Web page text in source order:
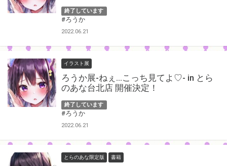
終了しています
#ろうか
2022.06.21
イラスト展
ろうか展-ねぇ…こっち見てよ♡- in とら
のあな台北店 開催決定！
終了しています
#ろうか
2022.06.21
とらのあな限定版 書籍